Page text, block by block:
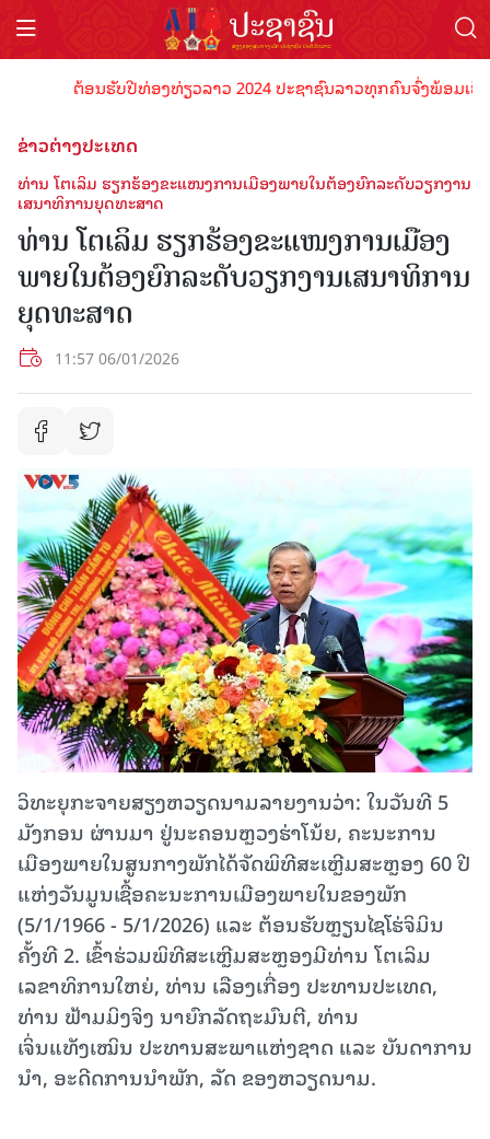
ຕ້ອນຮັບປີທ່ອງທ່ຽວລາວ 2024 ປະຊາຊົນລາວທຸກຄົນຈົ່ງພ້ອມເປັ
ຂ່າວຕ່າງປະເທດ
ທ່ານ ໂຕ​ເລິມ ຮຽກ​ຮ້ອງ​ຂະ​ແໜງການ​ເມືອງ​ພາຍ​ໃນ​ຕ້ອງ​ຍົກ​ລະ​ດັບ​​ວຽກ​ງານ
ເສ​ນາ​ທິ​ການ​ຍຸດ​ທະ​ສາດ
ທ່ານ ໂຕ​ເລິມ ຮຽກ​ຮ້ອງ​ຂະ​ແໜງການ​ເມືອງ​
ພາຍ​ໃນ​ຕ້ອງ​ຍົກ​ລະ​ດັບ​​ວຽກ​ງານເສ​ນາ​ທິ​ການ​
ຍຸດ​ທະ​ສາດ
11:57 06/01/2026
ວິທະຍຸກະຈາຍສຽງຫວຽດນາມລາຍງານວ່າ: ໃນວັນທີ 5
ມັງກອນ ຜ່ານມາ ຢູ່ນະຄອນຫຼວງຮ່າໂນ້ຍ, ຄະນະການ
ເມືອງພາຍໃນສູນກາງພັກໄດ້ຈັດພິທີສະເຫຼີມສະຫຼອງ 60 ປີ
ແຫ່ງວັນມູນເຊື້ອຄະນະການເມືອງພາຍໃນຂອງພັກ
(5/1/1966 - 5/1/2026) ແລະ ຕ້ອນຮັບຫຼຽນໄຊໂຮ່ຈິມິນ
ຄັ້ງທີ 2. ເຂົ້າຮ່ວມພິທີສະເຫຼີມສະຫຼອງມີທ່ານ ໂຕເລິມ
ເລຂາທິການໃຫຍ່, ທ່ານ ເລືອງເກື່ອງ ປະທານປະເທດ,
ທ່ານ ຟ້າມມິງຈິງ ນາຍົກລັດຖະມົນຕີ, ທ່ານ
ເຈິ່ນແທັງເໝິນ ປະທານສະພາແຫ່ງຊາດ ແລະ ບັນດາການ
ນຳ, ອະດີດການນຳພັກ, ລັດ ຂອງຫວຽດນາມ.